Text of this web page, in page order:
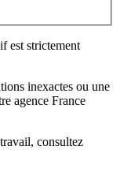
est strictement
inexactes ou une
agence France
, consultez